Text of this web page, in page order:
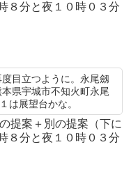
分と夜１０時０３分
目立つように。永尾劔
県宇城市不知火町永尾
は展望台かな。
提案＋別の提案（下に
分と夜１０時０３分